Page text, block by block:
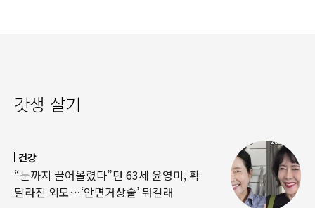
갓생 살기
건강
“눈까지 끌어올렸다”던 63세 윤영미, 확
달라진 외모…‘안면거상술’ 뭐길래